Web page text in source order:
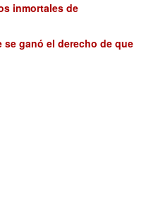
inmortales de
se ganó el derecho de que